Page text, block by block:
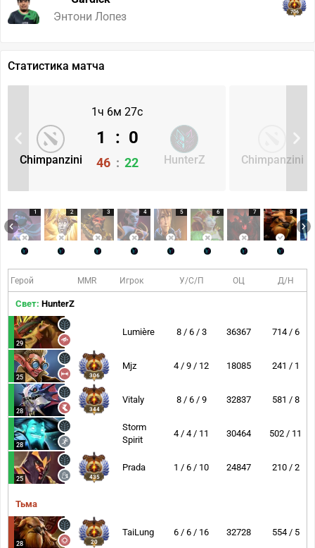
Энтони Лопез
706
Статистика матча
1ч 6м 27с
Chimpanzini HunterZ
1 : 0
46 : 22 Chimpanzini
1 2 3 4 5 6 7 8
Герой MMR Игрок У/С/П ОЦ Д/Н
Свет: HunterZ
29
Lumière 8 / 6 / 3 36367 714 / 6
25 306
Mjz 4 / 9 / 12 18085 241 / 1
28 344
Vitaly 8 / 6 / 9 32837 581 / 8
28
Storm
Spirit
4 / 4 / 11 30464 502 / 11
25 435
Prada 1 / 6 / 10 24847 210 / 2
Тьма
28 20
TaiLung 6 / 6 / 16 32728 554 / 5